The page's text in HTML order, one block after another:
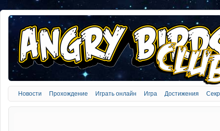
Новости Прохождение Играть онлайн Игра Достижения